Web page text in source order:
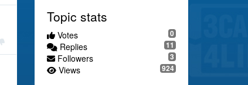
Topic stats
0
Votes
11
Replies
3
Followers
924
Views